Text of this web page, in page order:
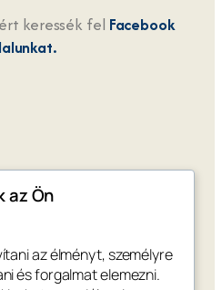
keressék fel Facebook
az Ön
az élményt, személyre
és forgalmat elemezni.